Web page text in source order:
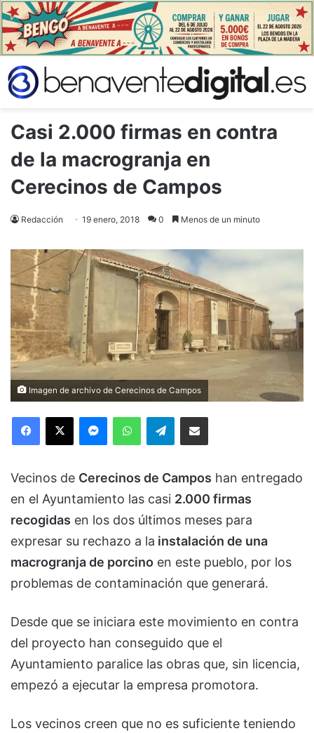
Casi 2.000 firmas en contra
de la macrogranja en
Cerecinos de Campos
Redacción 19 enero, 2018 0 Menos de un minuto
Imagen de archivo de Cerecinos de Campos
Telegram
Vecinos de Cerecinos de Campos han entregado
en el Ayuntamiento las casi 2.000 firmas
recogidas en los dos últimos meses para
expresar su rechazo a la instalación de una
macrogranja de porcino en este pueblo, por los
problemas de contaminación que generará.
Desde que se iniciara este movimiento en contra
del proyecto han conseguido que el
Ayuntamiento paralice las obras que, sin licencia,
empezó a ejecutar la empresa promotora.
Los vecinos creen que no es suficiente teniendo